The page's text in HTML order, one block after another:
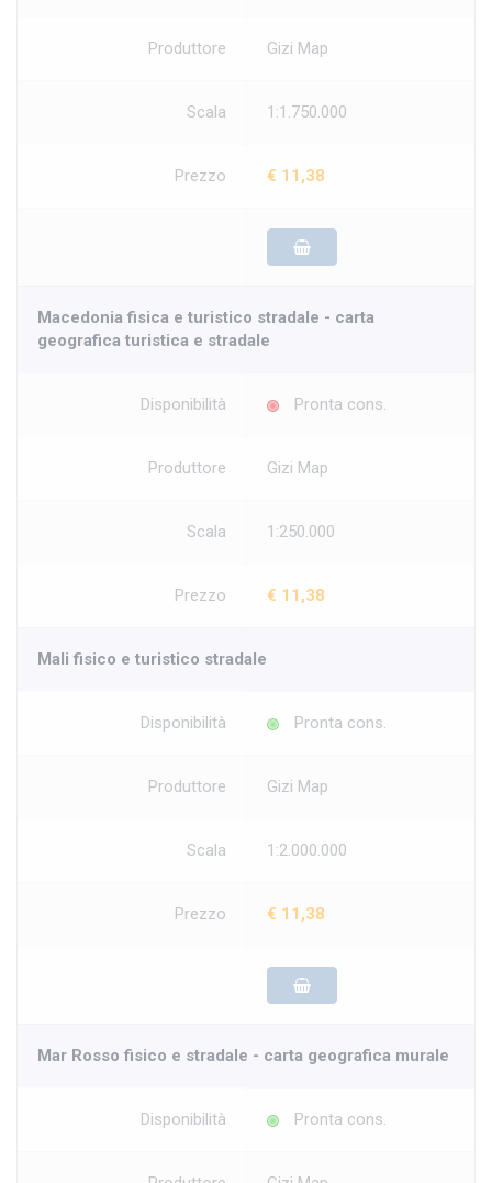
Produttore Gizi Map
Scala 1:1.750.000
Prezzo € 11,38
Macedonia fisica e turistico stradale - carta
geografica turistica e stradale
Disponibilità Pronta cons.
Produttore Gizi Map
Scala 1:250.000
Prezzo € 11,38
Mali fisico e turistico stradale
Disponibilità Pronta cons.
Produttore Gizi Map
Scala 1:2.000.000
Prezzo € 11,38
Mar Rosso fisico e stradale - carta geografica murale
Disponibilità Pronta cons.